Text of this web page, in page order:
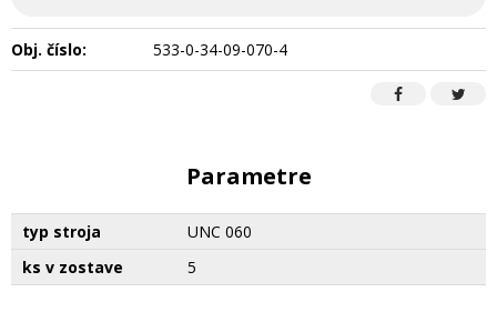
Obj. číslo: 533-0-34-09-070-4
Parametre
typ stroja
UNC 060
ks v zostave
5